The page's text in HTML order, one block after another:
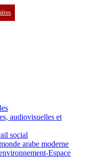
audiovisuelles et
social
arabe moderne
Espace